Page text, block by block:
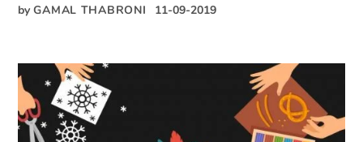
by GAMAL THABRONI 11-09-2019